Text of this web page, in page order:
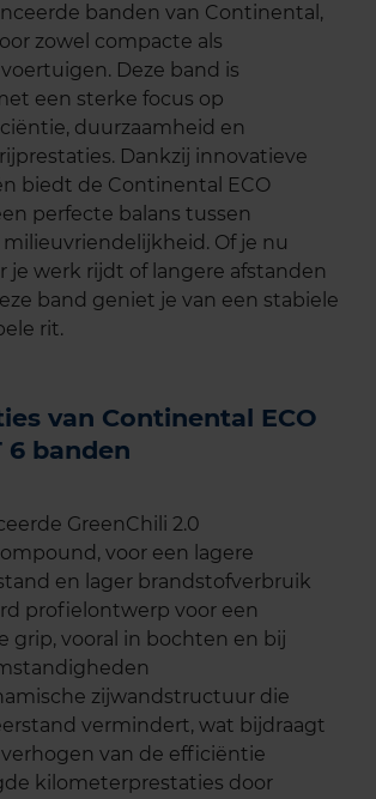
banden van Continental,
zowel compacte als
Deze band is
een sterke focus op
duurzaamheid en
Dankzij innovatieve
biedt de Continental ECO
perfecte balans tussen
Of je nu
je werk rijdt of langere afstanden
band geniet je van een stabiele
rit.
van Continental ECO
6 banden
GreenChili 2.0
voor een lagere
en lager brandstofverbruik
profielontwerp voor een
grip, vooral in bochten en bij
zijwandstructuur die
vermindert, wat bijdraagt
van de efficiëntie
kilometerprestaties door